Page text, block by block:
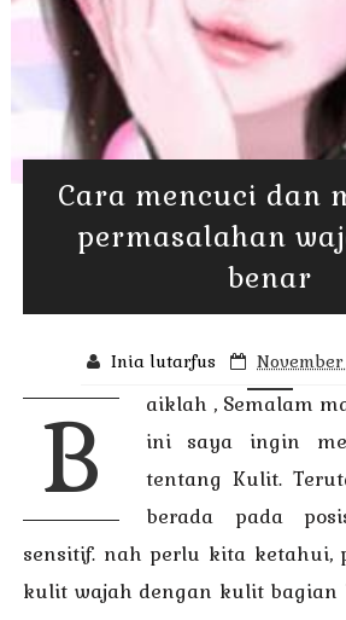
Cara mencuci dan
permasalahan
benar
Inia lutarfus November
B
aiklah , Semalam
ini saya ingin
tentang Kulit.
berada pada
sensitif. nah perlu kita ketahui,
kulit wajah dengan kulit bagian